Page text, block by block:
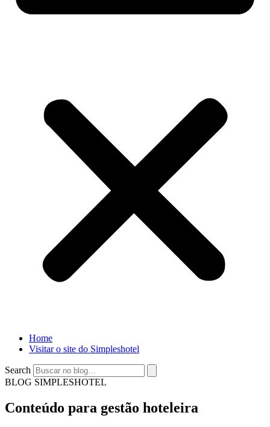
Home
Visitar o site do Simpleshotel
Search
BLOG SIMPLESHOTEL
Conteúdo para gestão hoteleira